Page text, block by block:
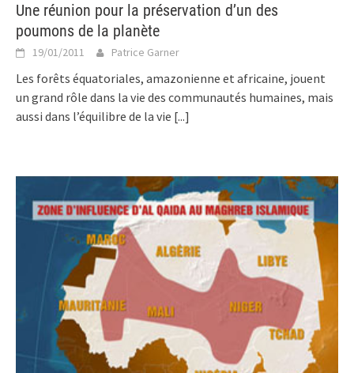
Une réunion pour la préservation d’un des
poumons de la planète
19/01/2011 Patrice Garner
Les forêts équatoriales, amazonienne et africaine, jouent
un grand rôle dans la vie des communautés humaines, mais
aussi dans l’équilibre de la vie [...]